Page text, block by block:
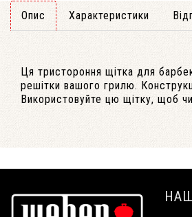
Опис Характеристики
Ця тристороння щітка для
решітки вашого грилю.
Використовуйте цю щітку, щоб